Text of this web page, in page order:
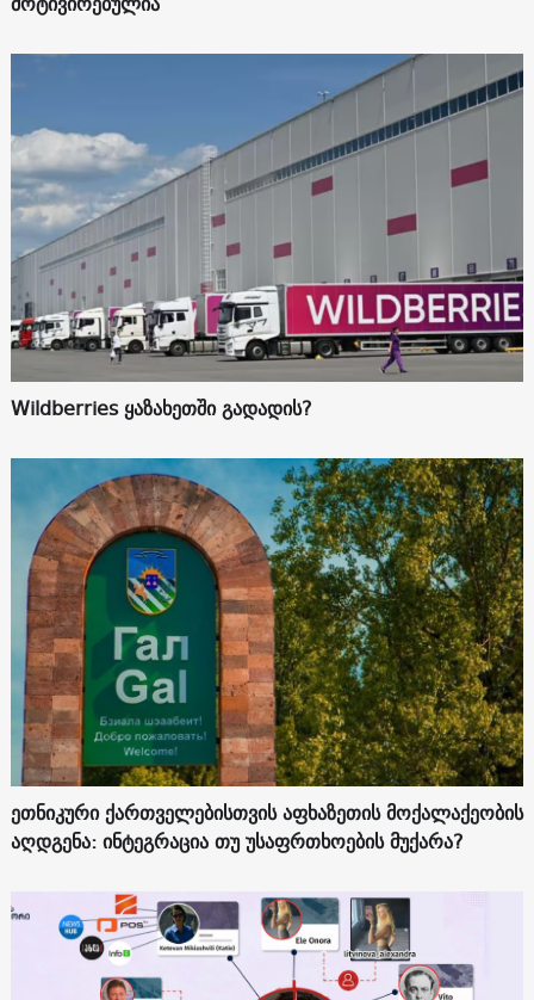
Wildberries ყაზახეთში გადადის?
ეთნიკური ქართველებისთვის აფხაზეთის მოქალაქეობის
აღდგენა: ინტეგრაცია თუ უსაფრთხოების მუქარა?